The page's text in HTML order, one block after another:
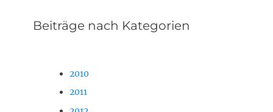
Beiträge nach Kategorien
2010
2011